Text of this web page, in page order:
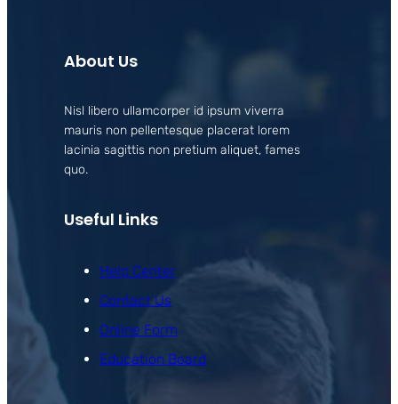
About Us
Nisl libero ullamcorper id ipsum viverra
mauris non pellentesque placerat lorem
lacinia sagittis non pretium aliquet, fames
quo.
Useful Links
Help Center
Contact Us
Online Form
Education Board